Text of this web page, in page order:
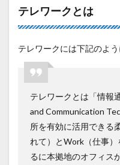
テレワークとは
テレワークには下記のよ
テレワークとは「情報
and Communication
所を有効に活用できる
れて）とWork（仕事
るに本拠地のオフィス